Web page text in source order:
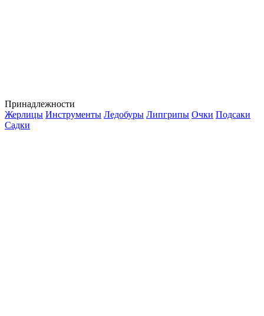
Принадлежности
Жерлицы Инструменты Ледобуры Липгрипы Очки Подсаки
Садки